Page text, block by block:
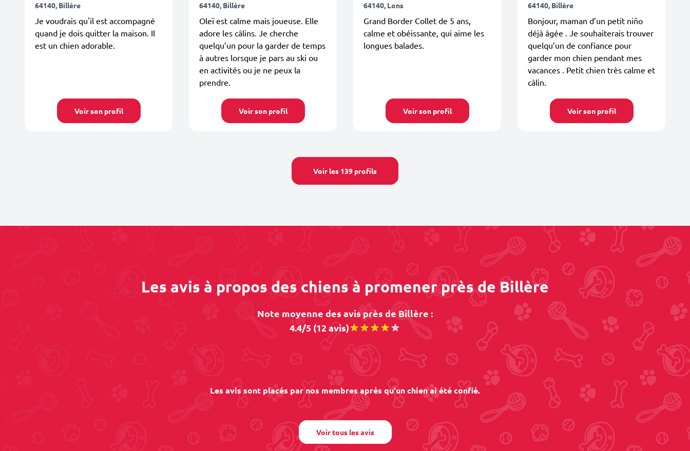
64140, Billère
Je voudrais qu'il est accompagné
quand je dois quitter la maison. Il
est un chien adorable.
Voir son profil
64140, Billère
Oleï est calme mais joueuse. Elle
adore les câlins. Je cherche
quelqu’un pour la garder de temps
à autres lorsque je pars au ski ou
en activités ou je ne peux la
prendre.
Voir son profil
64140, Lons
Grand Border Collet de 5 ans,
calme et obéissante, qui aime les
longues balades.
Voir son profil
64140, Billère
Bonjour, maman d’un petit niño
déjà âgée . Je souhaiterais trouver
quelqu’un de confiance pour
garder mon chien pendant mes
vacances . Petit chien très calme et
câlin.
Voir son profil
Voir les 139 profils
Les avis à propos des chiens à promener près de Billère
Note moyenne des avis près de Billère :
4.4/5 (12 avis)
Les avis sont placés par nos membres après qu'un chien ai été confié.
Voir tous les avis